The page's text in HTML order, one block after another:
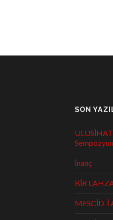
SON
İnanç
BİR
MESCİD-İ